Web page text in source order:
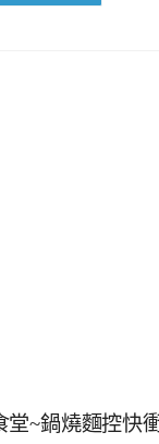
堂~鍋燒麵控快